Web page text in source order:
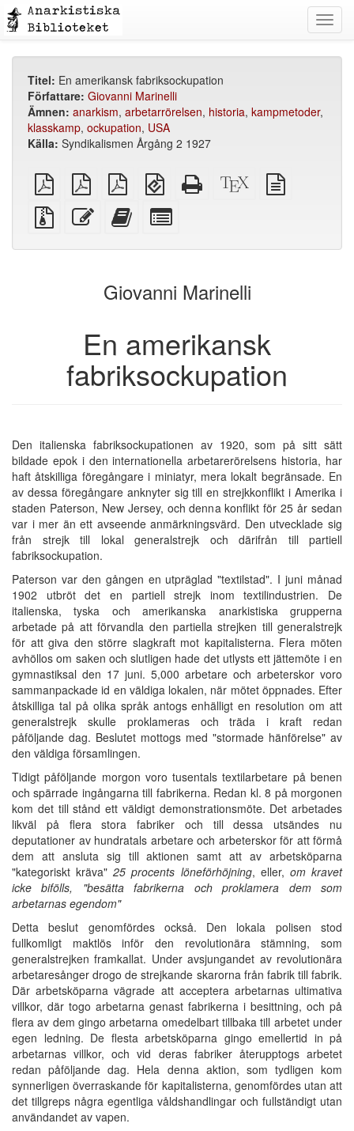
Titel: En amerikansk fabriksockupation
Författare: Giovanni Marinelli
Ämnen: anarkism, arbetarrörelsen, historia, kampmetoder,
klasskamp, ockupation, USA
Källa: Syndikalismen Årgång 2 1927
plain
PDF
A4
imposed
PDF
Letter
imposed
PDF
EPUB
(för
mobila
enheter)
Fristående
HTML
XeLaTeX
källa
Källfiler
med
Redigera
denna
Lägg
text
bokskaparen
for
bookbuilder
Giovanni Marinelli
En amerikansk
fabriksockupation
Den italienska fabriksockupationen av 1920, som på sitt sätt
bildade epok i den internationella arbetarerörelsens historia, har
haft åtskilliga föregångare i miniatyr, mera lokalt begränsade. En
av dessa föregångare anknyter sig till en strejkkonflikt i Amerika i
staden Paterson, New Jersey, och denna konflikt för 25 år sedan
var i mer än ett avseende anmärkningsvärd. Den utvecklade sig
från strejk till lokal generalstrejk och därifrån till partiell
fabriksockupation.
Paterson var den gången en utpräglad "textilstad". I juni månad
1902 utbröt det en partiell strejk inom textilindustrien. De
italienska, tyska och amerikanska anarkistiska grupperna
arbetade på att förvandla den partiella strejken till generalstrejk
för att giva den större slagkraft mot kapitalisterna. Flera möten
avhöllos om saken och slutligen hade det utlysts ett jättemöte i en
gymnastiksal den 17 juni. 5,000 arbetare och arbeterskor voro
sammanpackade id en väldiga lokalen, när mötet öppnades. Efter
åtskilliga tal på olika språk antogs enhälligt en resolution om att
generalstrejk skulle proklameras och träda i kraft redan
påföljande dag. Beslutet mottogs med "stormade hänförelse" av
den väldiga församlingen.
Tidigt påföljande morgon voro tusentals textilarbetare på benen
och spärrade ingångarna till fabrikerna. Redan kl. 8 på morgonen
kom det till stånd ett väldigt demonstrationsmöte. Det arbetades
likväl på flera stora fabriker och till dessa utsändes nu
deputationer av hundratals arbetare och arbeterskor för att förmå
dem att ansluta sig till aktionen samt att av arbetsköparna
"kategoriskt kräva"25 procents löneförhöjning, eller, om kravet
icke bifölls, "besätta fabrikerna och proklamera dem som
arbetarnas egendom"
Detta beslut genomfördes också. Den lokala polisen stod
fullkomligt maktlös inför den revolutionära stämning, som
generalstrejken framkallat. Under avsjungandet av revolutionära
arbetaresånger drogo de strejkande skarorna från fabrik till fabrik.
Där arbetsköparna vägrade att acceptera arbetarnas ultimativa
villkor, där togo arbetarna genast fabrikerna i besittning, och på
flera av dem gingo arbetarna omedelbart tillbaka till arbetet under
egen ledning. De flesta arbetsköparna gingo emellertid in på
arbetarnas villkor, och vid deras fabriker återupptogs arbetet
redan påföljande dag. Hela denna aktion, som tydligen kom
synnerligen överraskande för kapitalisterna, genomfördes utan att
det tillgreps några egentliga våldshandlingar och fullständigt utan
användandet av vapen.